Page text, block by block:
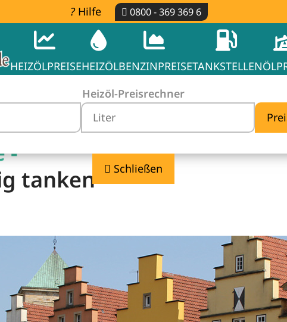
Hilfe 0800 - 369 369 6
HEIZÖLPREISEHEIZÖLBENZINPREISETANKSTELLEN
Heizöl-Preisrechner
Schließen
-
tanken